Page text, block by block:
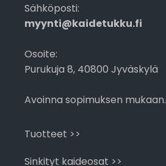
Sähköposti:
myynti@kaidetukku.fi
Osoite:
Purukuja 8, 40800 Jyväskylä
Avoinna sopimuksen mukaan.
Tuotteet >>
Sinkityt kaideosat >>